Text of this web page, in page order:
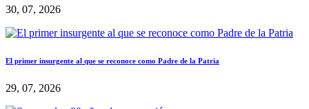
30, 07, 2026
El primer insurgente al que se reconoce como Padre de la Patria
29, 07, 2026